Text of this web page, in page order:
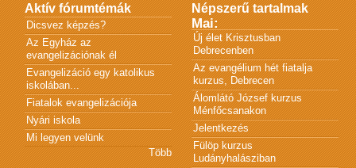
Aktív fórumtémák
Dicsvez képzés?
Az Egyház az
evangelizációnak él
Evangelizáció egy katolikus
iskolában...
Fiatalok evangelizációja
Nyári iskola
Mi legyen velünk
Több
Népszerű tartalmak
Mai:
Új élet Krisztusban
Debrecenben
Az evangélium hét fiatalja
kurzus, Debrecen
Álomlátó József kurzus
Ménfőcsanakon
Jelentkezés
Fülöp kurzus
Ludányhalásziban